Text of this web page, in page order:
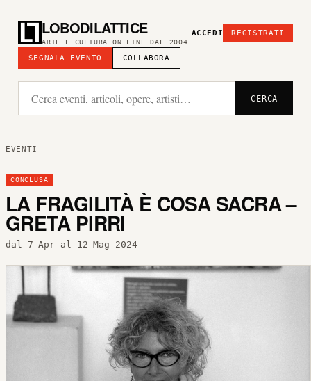
LOBODILATTICE
ARTE E CULTURA ON LINE DAL 2004
SEGNALA EVENTO COLLABORA
ACCEDI REGISTRATI
CERCA
EVENTI
CONCLUSA
LA FRAGILITÀ È COSA SACRA –
GRETA PIRRI
dal 7 Apr al 12 Mag 2024